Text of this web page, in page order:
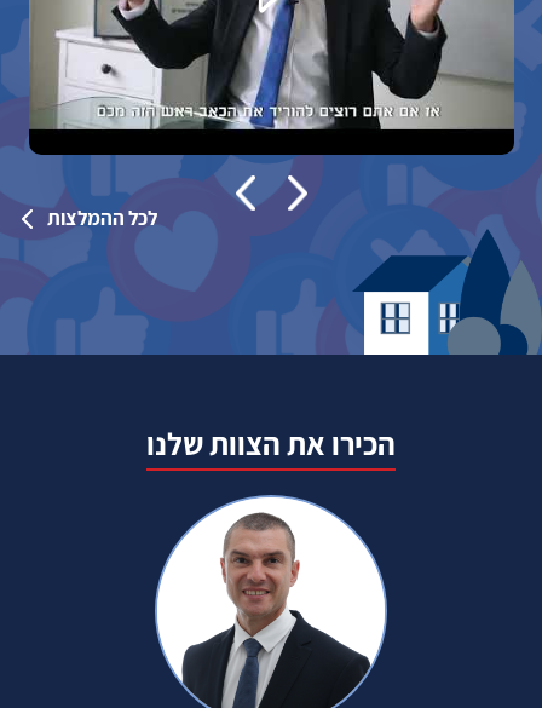
לכל ההמלצות
הכירו את הצוות שלנו